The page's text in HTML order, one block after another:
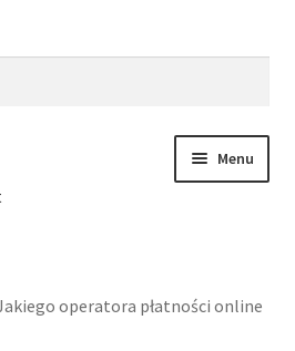
Menu
operatora płatności online